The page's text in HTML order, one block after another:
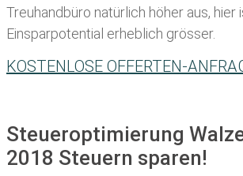
Treuhandbüro natürlich höher aus, hier
Einsparpotential erheblich grösser.
KOSTENLOSE OFFERTEN-
Steueroptimierung
2018 Steuern sparen!